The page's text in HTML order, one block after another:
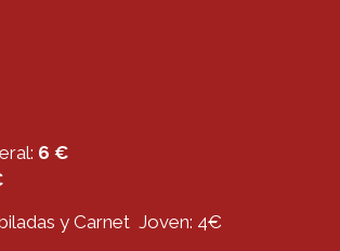
6 €
y Carnet Joven: 4€